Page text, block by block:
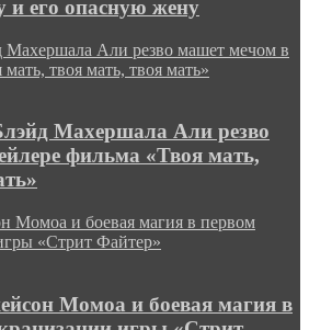
и его опасную жену
Махершала Али резво машет мечом в
твоя мать, твоя мать»
Махершала Али резво
фильма «Твоя мать,
Момоа и боевая магия в первом
«Стрит Файтер»
Момоа и боевая магия в